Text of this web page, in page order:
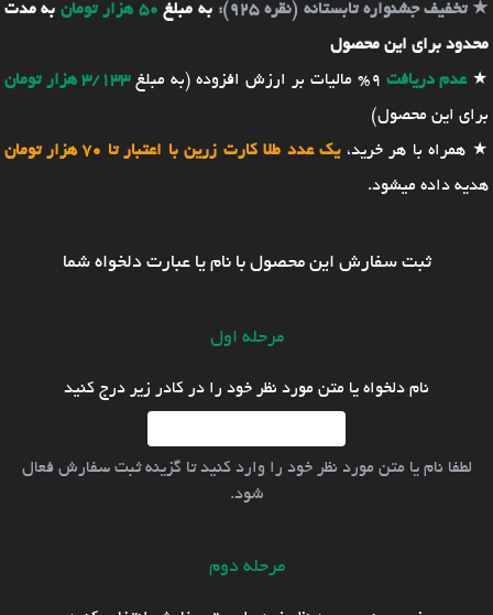
★تخفیف جشنواره تابستانه (نقره 925): به مبلغ 50 هزار تومان
به مدت
محدود برای این محصول
★عدم دریافت 9% مالیات بر ارزش افزوده (به مبلغ
3/133 هزار تومان
برای این محصول)
★ همراه با هر خرید،یک عدد طلا کارت زرین با اعتبار تا 70 هزار تومان
هدیه داده میشود.
ثبت سفارش این محصول با نام یا عبارت دلخواه شما
مرحله اول
نام دلخواه یا متن مورد نظر خود را در کادر زیر درج کنید
لطفا نام یا متن مورد نظر خود را وارد کنید تا گزینه ثبت سفارش فعال
شود.
مرحله دوم